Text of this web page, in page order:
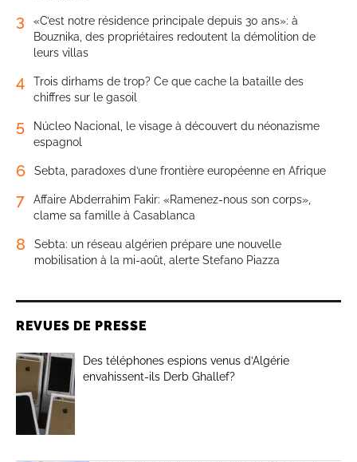
3
«C’est notre résidence principale depuis 30 ans»: à
Bouznika, des propriétaires redoutent la démolition de
leurs villas
4
Trois dirhams de trop? Ce que cache la bataille des
chiffres sur le gasoil
5
Núcleo Nacional, le visage à découvert du néonazisme
espagnol
6 Sebta, paradoxes d’une frontière européenne en Afrique
7
Affaire Abderrahim Fakir: «Ramenez-nous son corps»,
clame sa famille à Casablanca
8
Sebta: un réseau algérien prépare une nouvelle
mobilisation à la mi-août, alerte Stefano Piazza
REVUES DE PRESSE
Des téléphones espions venus d’Algérie
envahissent-ils Derb Ghallef?